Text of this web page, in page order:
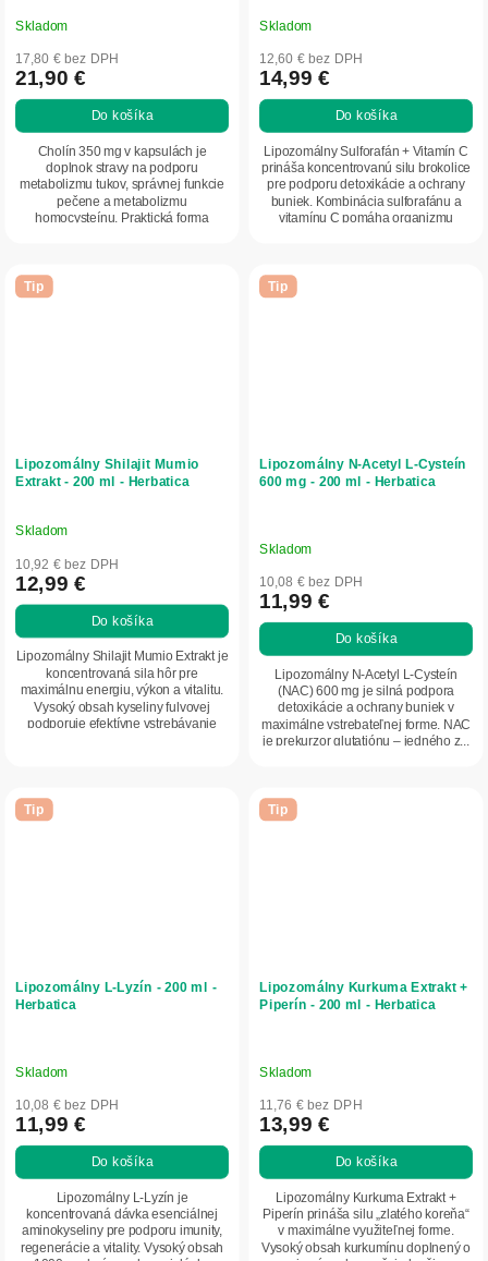
Skladom
17,80 € bez DPH
21,90 €
Do košíka
Cholín 350 mg v kapsulách je
doplnok stravy na podporu
metabolizmu tukov, správnej funkcie
pečene a metabolizmu
homocysteínu. Praktická forma
Skladom
12,60 € bez DPH
14,99 €
Do košíka
Lipozomálny Sulforafán + Vitamín C
prináša koncentrovanú silu brokolice
pre podporu detoxikácie a ochrany
buniek. Kombinácia sulforafánu a
vitamínu C pomáha organizmu
Tip
Lipozomálny Shilajit Mumio
Extrakt - 200 ml - Herbatica
Priemerné
hodnotenie
produktu
je
5,0
z
hviezdičiek.
Skladom
10,92 € bez DPH
12,99 €
Do košíka
Lipozomálny Shilajit Mumio Extrakt je
koncentrovaná sila hôr pre
maximálnu energiu, výkon a vitalitu.
Vysoký obsah kyseliny fulvovej
podporuje efektívne vstrebávanie
Tip
Lipozomálny N‑Acetyl L‑Cysteín
600 mg - 200 ml - Herbatica
Skladom
10,08 € bez DPH
11,99 €
Do košíka
Lipozomálny N-Acetyl L-Cysteín
(NAC) 600 mg je silná podpora
detoxikácie a ochrany buniek v
maximálne vstrebateľnej forme. NAC
je prekurzor glutatiónu – jedného z...
Tip
Lipozomálny L‑Lyzín - 200 ml -
Herbatica
Skladom
10,08 € bez DPH
11,99 €
Do košíka
Lipozomálny L-Lyzín je
koncentrovaná dávka esenciálnej
aminokyseliny pre podporu imunity,
regenerácie a vitality. Vysoký obsah
Tip
Lipozomálny Kurkuma Extrakt +
Piperín - 200 ml - Herbatica
Skladom
11,76 € bez DPH
13,99 €
Do košíka
Lipozomálny Kurkuma Extrakt +
Piperín prináša silu „zlatého koreňa“
v maximálne využiteľnej forme.
Vysoký obsah kurkumínu doplnený o